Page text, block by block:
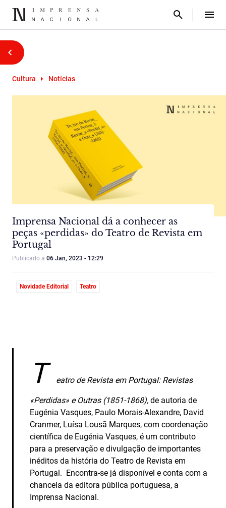
Cultura Notícias
Imprensa Nacional dá a conhecer as
peças «perdidas» do Teatro de Revista em
Portugal
Publicado a 06 Jan, 2023 - 12:29
Novidade Editorial Teatro
T eatro de Revista em Portugal: Revistas
«Perdidas» e Outras (1851-1868), de autoria de
Eugénia Vasques, Paulo Morais-Alexandre, David
Cranmer, Luísa Lousã Marques, com coordenação
científica de Eugénia Vasques, é um contributo
para a preservação e divulgação de importantes
inéditos da história do Teatro de Revista em
Portugal. Encontra-se já disponível e conta com a
chancela da editora pública portuguesa, a
Imprensa Nacional.